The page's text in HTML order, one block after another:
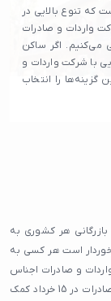
که تنوع بالایی در
واردات و صادرات
می‌کنیم. اگر ساکن
با شرکت واردات و
گزینه‌ها را انتخاب
هر کشوری به
است هر کسی به
و صادرات اجناس
در هر ابعادی که باشند باید از یک شرکت خوب واردات و صادرات در 15 خرداد کمک